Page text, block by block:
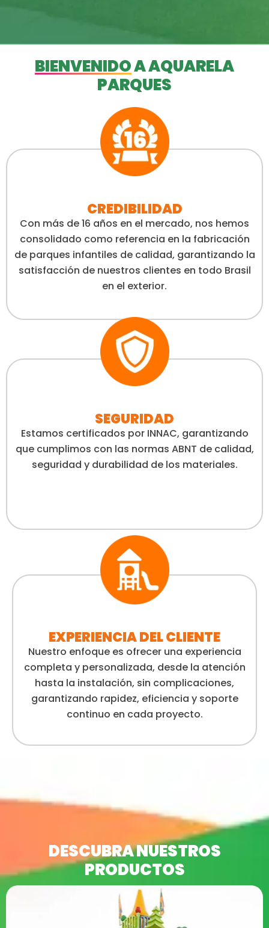
BIENVENIDOA AQUARELA
PARQUES
CREDIBILIDAD
Con más de 16 años en el mercado, nos hemos
consolidado como referencia en la fabricación
de parques infantiles de calidad, garantizando la
satisfacción de nuestros clientes en todo Brasil
en el exterior.
SEGURIDAD
Estamos certificados por INNAC, garantizando
que cumplimos con las normas ABNT de calidad,
seguridad y durabilidad de los materiales.
EXPERIENCIA DEL CLIENTE
Nuestro enfoque es ofrecer una experiencia
completa y personalizada, desde la atención
hasta la instalación, sin complicaciones,
garantizando rapidez, eficiencia y soporte
continuo en cada proyecto.
DESCUBRA NUESTROS
PRODUCTOS